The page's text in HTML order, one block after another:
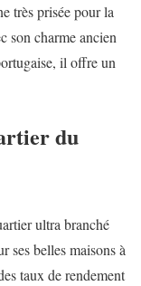
très prisée pour la
son charme ancien
il offre un
du
ultra branché
ses belles maisons à
taux de rendement